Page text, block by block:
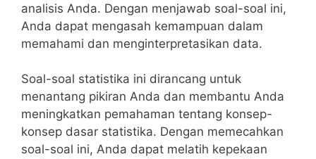
‌analisis Anda. Dengan menjawab soal-soal ini,
‌Anda dapat mengasah kemampuan dalam
memahami dan menginterpretasikan data.
Soal-soal statistika ini dirancang untuk
menantang​ pikiran Anda dan membantu Anda
⁢meningkatkan ​pemahaman‌ tentang konsep-
konsep dasar ⁢statistika. Dengan memecahkan
⁣soal-soal ini, Anda dapat⁢ melatih⁣ kepekaan